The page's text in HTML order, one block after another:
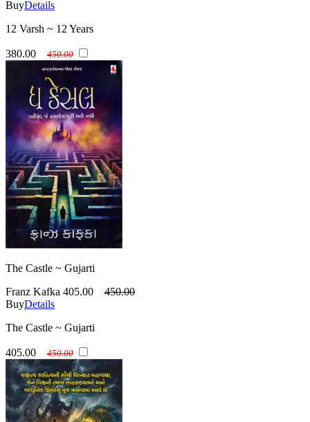
BuyDetails
12 Varsh ~ 12 Years
380.00 450.00
The Castle ~ Gujarti
Franz Kafka 405.00
450.00
BuyDetails
The Castle ~ Gujarti
405.00 450.00